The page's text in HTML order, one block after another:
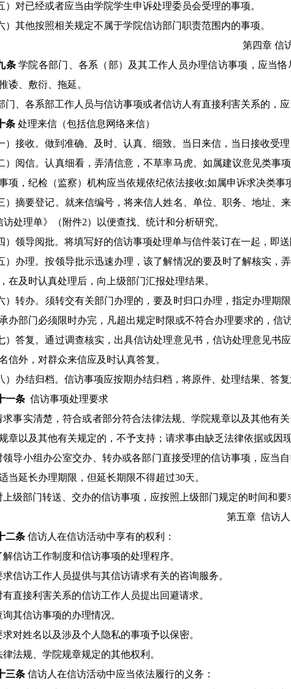
）对已经或者应当由学院学生申诉处理委员会受理的事项。
）其他按照相关规定不属于学院信访部门职责范围内的事项。
第四章 信
条 学院各部门、各系 （部）
及其工作人员办理信访事项，应当
诿、敷衍、拖延。
门、各系部工作人员与信访事项或者信访人有直接利害关系的，应
条 处理来信（包括信息网络来信）
）接收。做到准确、及时、认真、细致。当日来信，当日接收受理
）阅信。认真细看，弄清信意，不草率马虎。如属建议意见类
项，纪检（监察）机构应当依规依纪依法接收;如属申诉求决类事
）摘要登记。就来信编号，将来信人姓名、单位、职务、地址
访处理单》（附件2）以便查找、统计和分析研究。
）领导阅批。将填写好的信访事项处理单与信件装订在一起，即送
）办理。按领导批示迅速办理，该了解情况的要及时了解核实
在及时认真处理后，向上级部门汇报处理结果。
）转办。 须转交有关部门办理的，要及时归口办理，指定办理期
办部门必须限时办完，凡超出规定时限或不符合办理要求的，信
）答复。通过调查核实，出具信访处理意见书，信访处理意见
信外，对群众来信应及时认真答复。
）办结归档。信访事项应按期办结归档，将原件、处理结果、答
一条 信访事项处理要求
求事实清楚，符合或者部分符合法律法规、学院规章以及其他有
章以及其他有关规定的，不予支持；请求事由缺乏法律依据或因
领导小组办公室交办、转办或各部门直接受理的信访事项，应当
当延长办理期限，但延长期限不得超过30天。
上级部门转送、交办的信访事项，应按照上级部门规定的时间和要
第五章 信访
二条 信访人在信访活动中享有的权利：
解信访工作制度和信访事项的处理程序。
求信访工作人员提供与其信访请求有关的咨询服务。
有直接利害关系的信访工作人员提出回避请求。
询其信访事项的办理情况。
求对姓名以及涉及个人隐私的事项予以保密。
律法规、学院规章规定的其他权利。
三条 信访人在信访活动中应当依法履行的义务：